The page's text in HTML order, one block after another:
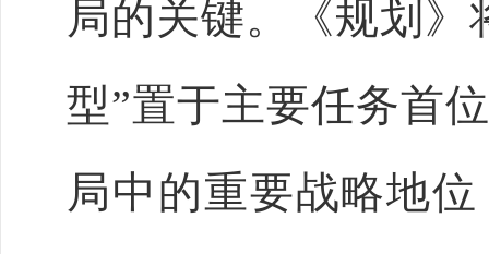
局的关键。《规划》
型”置于主要任务首
局中的重要战略地